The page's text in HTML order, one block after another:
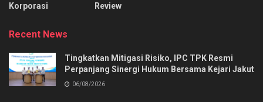
Korporasi
Review
Recent News
Tingkatkan Mitigasi Risiko, IPC TPK Resmi
Perpanjang Sinergi Hukum Bersama Kejari Jakut
06/08/2026